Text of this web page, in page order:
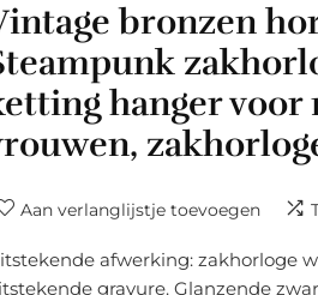
bronzen
hanger voor
Aan verlanglijstje toevoegen
afwerking: zakhorloge
gravure. Glanzende